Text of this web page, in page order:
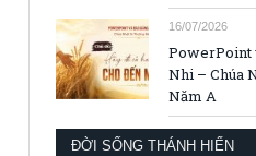
16/07/2026
PowerPoint
Nhi – Chúa
Năm A
ĐỜI SỐNG THÁNH HIẾN